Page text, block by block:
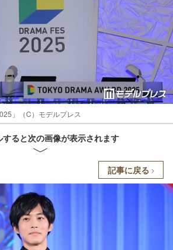
」（C）モデルプレス
すると次の画像が表示されます
記事に戻る